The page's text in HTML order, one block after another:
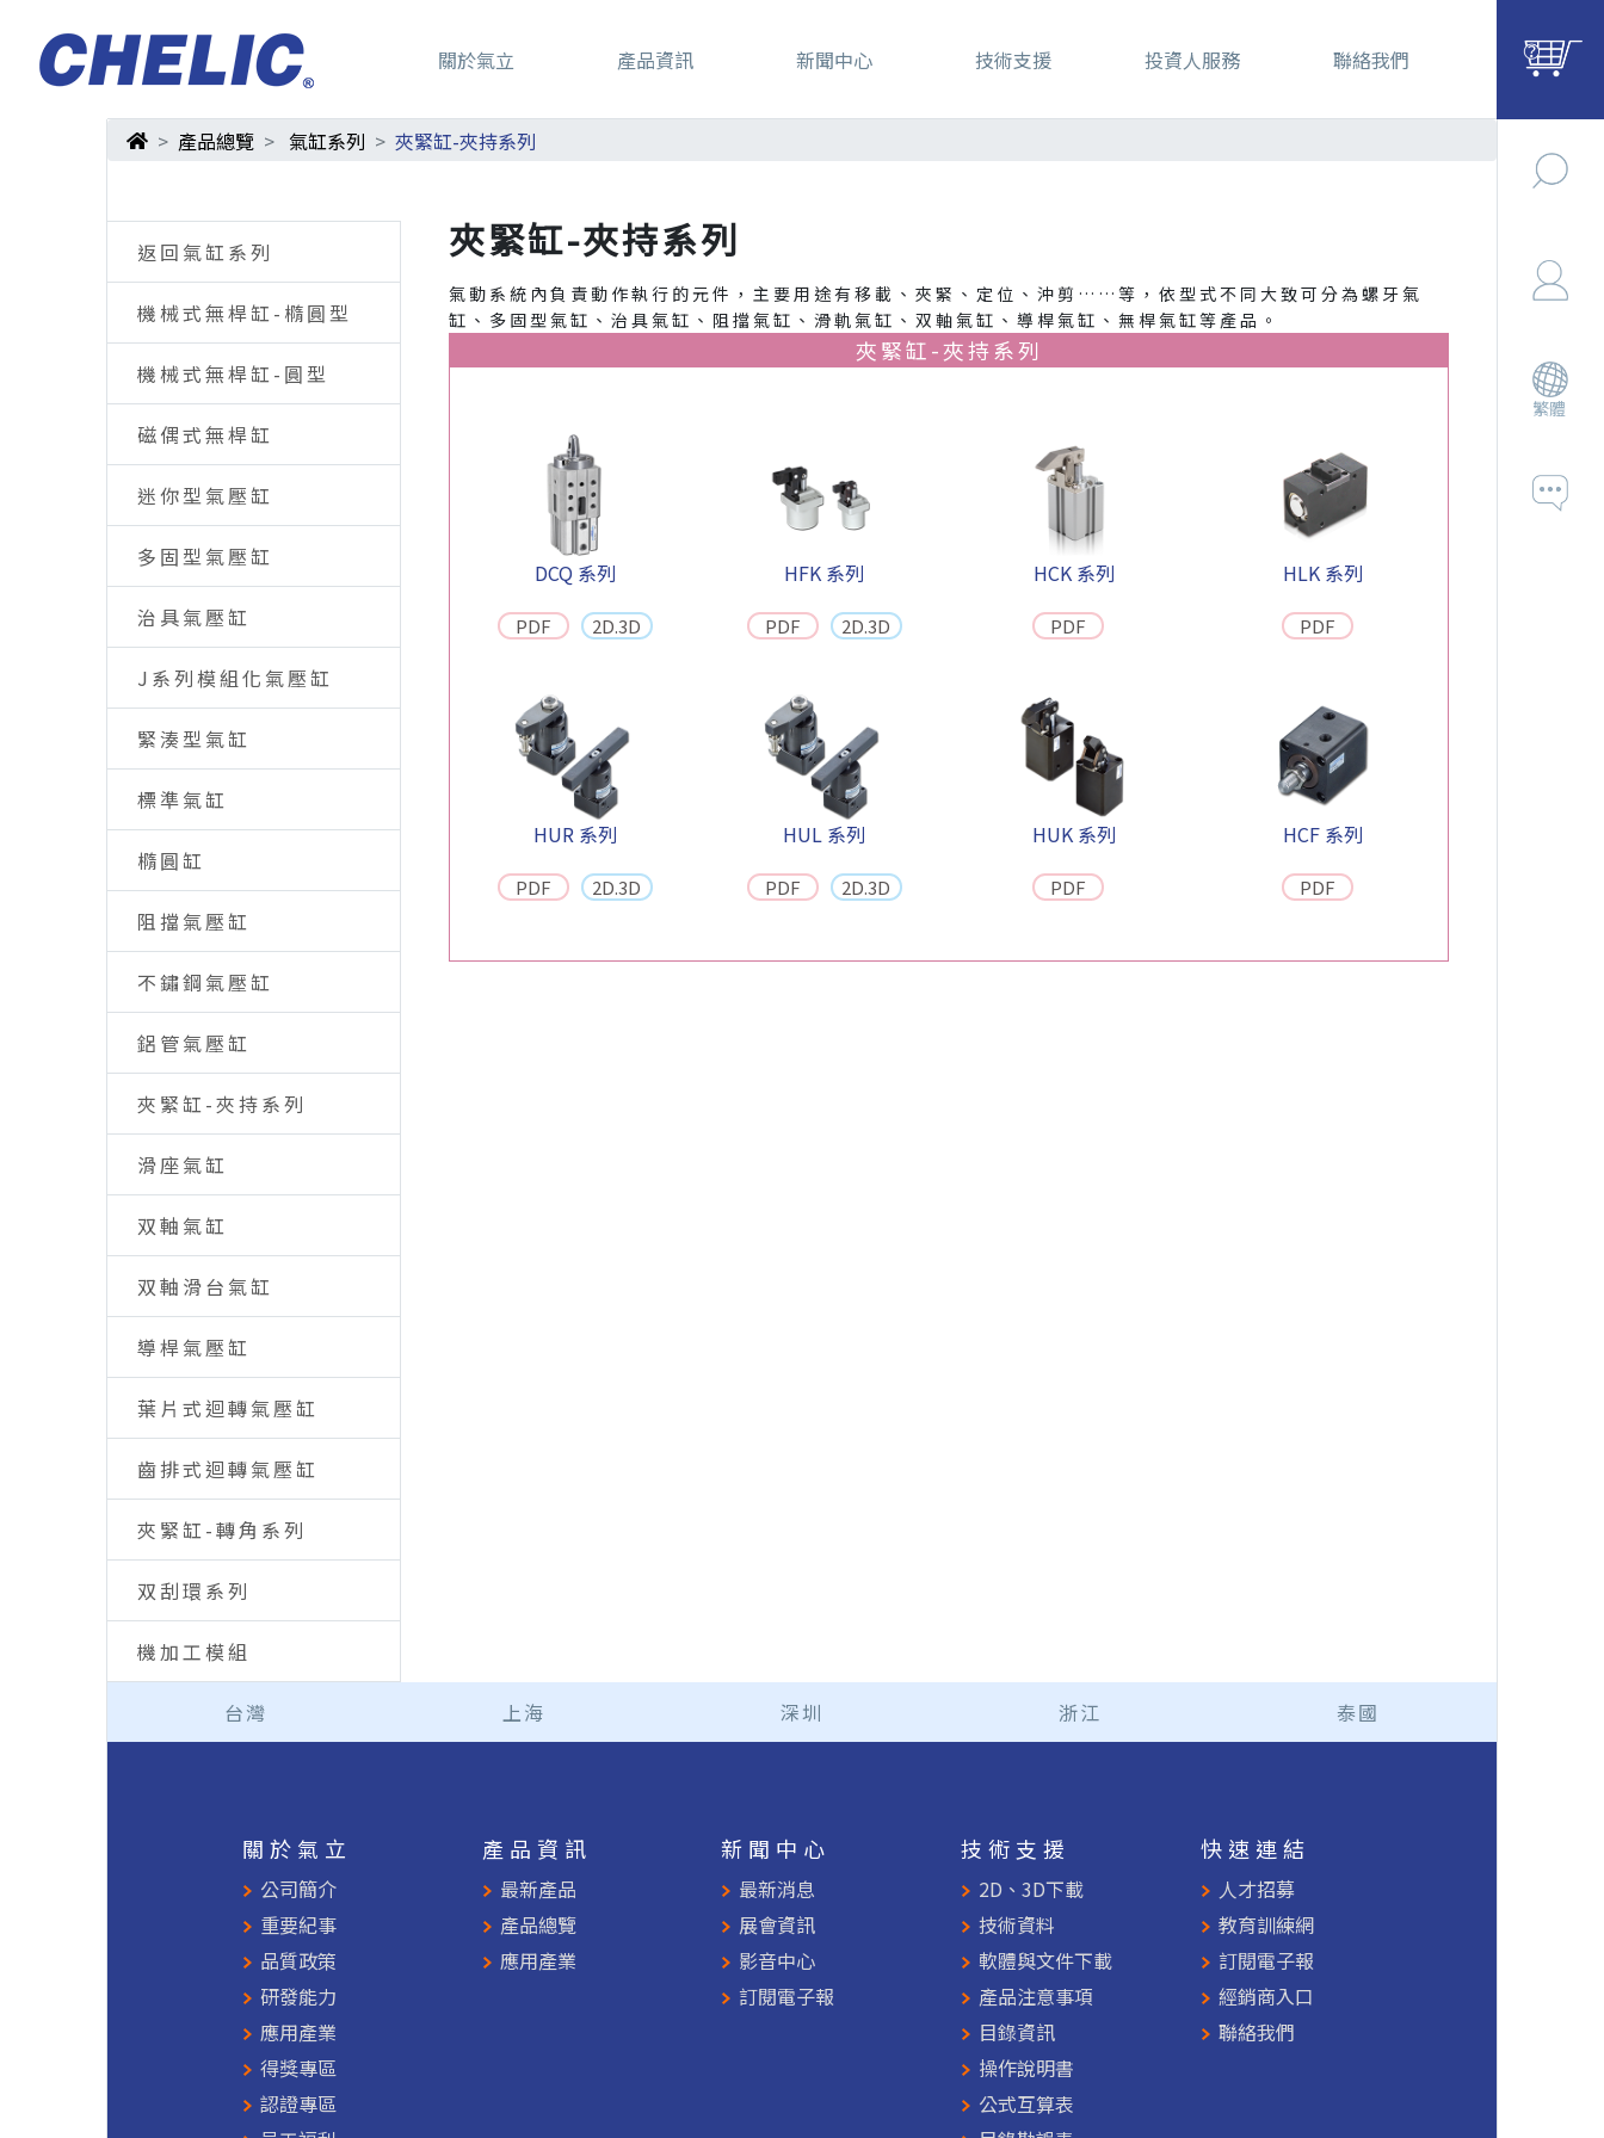
關於氣立 產品資訊 新聞中心 技術支援 投資人服務 聯絡我們
產品總覽 氣缸系列 夾緊缸-夾持系列
返回氣缸系列
機械式無桿缸-橢圓型
機械式無桿缸-圓型
磁偶式無桿缸
迷你型氣壓缸
多固型氣壓缸
治具氣壓缸
J系列模組化氣壓缸
緊湊型氣缸
標準氣缸
橢圓缸
阻擋氣壓缸
不鏽鋼氣壓缸
鋁管氣壓缸
夾緊缸-夾持系列
滑座氣缸
双軸氣缸
双軸滑台氣缸
導桿氣壓缸
葉片式迴轉氣壓缸
齒排式迴轉氣壓缸
夾緊缸-轉角系列
双刮環系列
機加工模組
夾緊缸-夾持系列
氣動系統內負責動作執行的元件，主要用途有移載、夾緊、定位、沖剪……等，依型式不同大致可分為螺牙氣
缸、多固型氣缸、治具氣缸、阻擋氣缸、滑軌氣缸、双軸氣缸、導桿氣缸、無桿氣缸等產品。
夾緊缸-夾持系列
DCQ 系列
PDF 2D.3D
HFK 系列
PDF 2D.3D
HCK 系列
PDF
HLK 系列
PDF
HUR 系列
PDF 2D.3D
HUL 系列
PDF 2D.3D
HUK 系列
PDF
HCF 系列
PDF
台灣 上海 深圳 浙江 泰國
關於氣立
公司簡介
重要紀事
品質政策
研發能力
應用產業
得獎專區
認證專區
產品資訊
最新產品
產品總覽
應用產業
新聞中心
最新消息
展會資訊
影音中心
訂閱電子報
技術支援
2D、3D下載
技術資料
軟體與文件下載
產品注意事項
目錄資訊
操作說明書
公式互算表
快速連結
人才招募
教育訓練網
訂閱電子報
經銷商入口
聯絡我們
繁體